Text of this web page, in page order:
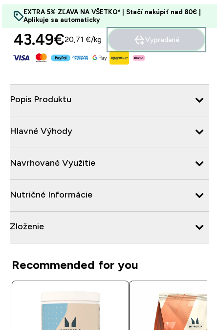
EXTRA 5% ZĽAVA NA VŠETKO* | Stačí nakúpiť nad 80€ |
Aplikuje sa automaticky
43.49€‎20,71 €‎/kg Vypredané
Popis Produktu
Hlavné Výhody
Navrhované Využitie
Nutričné Informácie
Zloženie
Recommended for you